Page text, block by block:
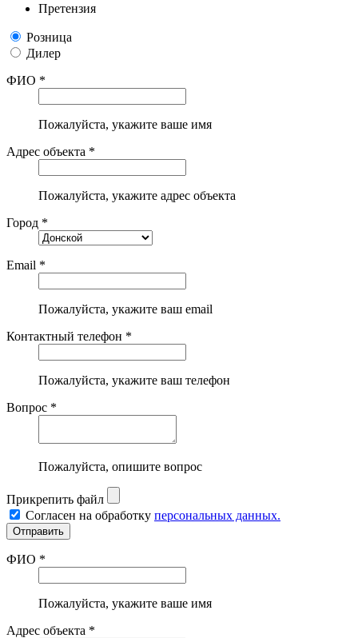
Претензия
Розница
Дилер
ФИО *
Пожалуйста, укажите ваше имя
Адрес объекта *
Пожалуйста, укажите адрес объекта
Город *
Email *
Пожалуйста, укажите ваш email
Контактный телефон *
Пожалуйста, укажите ваш телефон
Вопрос *
Пожалуйста, опишите вопрос
Прикрепить файл
Согласен на обработку персональных данных.
ФИО *
Пожалуйста, укажите ваше имя
Адрес объекта *